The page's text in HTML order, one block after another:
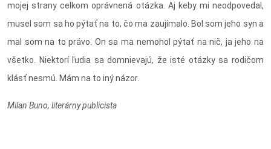
mojej strany celkom oprávnená otázka. Aj keby mi neodpovedal,
musel som sa ho pýtať na to, čo ma zaujímalo. Bol som jeho syn a
mal som na to právo. On sa ma nemohol pýtať na nič, ja jeho na
všetko. Niektorí ľudia sa domnievajú, že isté otázky sa rodičom
klásť nesmú. Mám na to iný názor.
Milan Buno, literárny publicista